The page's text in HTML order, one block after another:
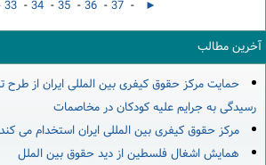
33-34-35-36-37-
►
آخرین مطالب
حمایت مرکز حقوق کیفری بین المللی ایران از طرح
رسیدگی به جرایم علیه کودکان در مخاصمات
مرکز حقوق کیفری بین المللی ایران استخدام می کند
همایش اشغال فلسطین از دید حقوق بین الملل